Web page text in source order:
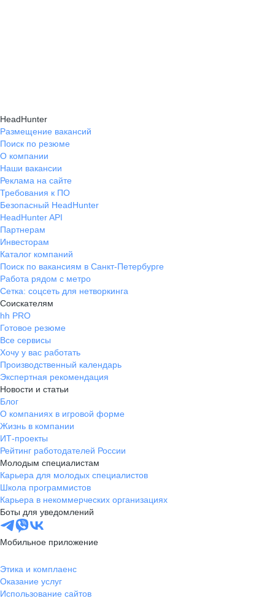
HeadHunter
Размещение вакансий
Поиск по резюме
О компании
Наши вакансии
Реклама на сайте
Требования к ПО
Безопасный HeadHunter
HeadHunter API
Партнерам
Инвесторам
Каталог компаний
Поиск по вакансиям в Санкт-Петербурге
Работа рядом с метро
Сетка: соцсеть для нетворкинга
Соискателям
hh PRO
Готовое резюме
Все сервисы
Хочу у вас работать
Производственный календарь
Экспертная рекомендация
Новости и статьи
Блог
О компаниях в игровой форме
Жизнь в компании
ИТ-проекты
Рейтинг работодателей России
Молодым специалистам
Карьера для молодых специалистов
Школа программистов
Карьера в некоммерческих организациях
Боты для уведомлений
Мобильное приложение
Этика и комплаенс
Оказание услуг
Использование сайтов